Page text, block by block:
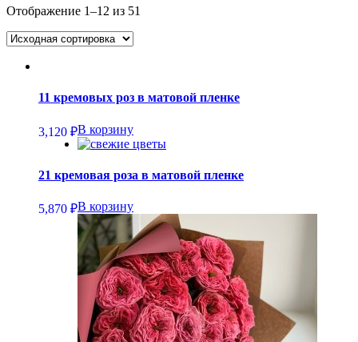
Отображение 1–12 из 51
11 кремовых роз в матовой пленке
3,120 ₽В корзину
21 кремовая роза в матовой пленке
5,870 ₽В корзину